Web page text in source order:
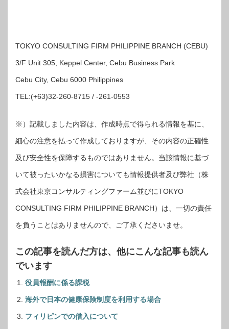
TOKYO CONSULTING FIRM PHILIPPINE BRANCH (CEBU)
3/F Unit 305, Keppel Center, Cebu Business Park
Cebu City, Cebu 6000 Philippines
TEL:(+63)32-260-8715 / -261-0553
※）記載しました内容は、作成時点で得られる情報を基に、
細心の注意を払って作成しておりますが、その内容の正確性
及び安全性を保障するものではありません。当該情報に基づ
いて被ったいかなる損害についても情報提供者及び弊社（株
式会社東京コンサルティングファーム並びにTOKYO
CONSULTING FIRM PHILIPPINE BRANCH）は、一切の責任
を負うことはありませんので、ご了承くださいませ。
この記事を読んだ方は、他にこんな記事も読ん
でいます
役員報酬に係る課税
海外で日本の健康保険制度を利用する場合
フィリピンでの借入について